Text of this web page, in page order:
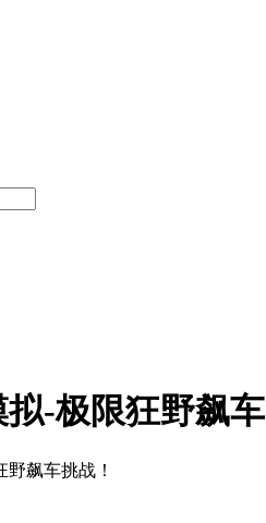
-极限狂野飙车
飙车挑战！